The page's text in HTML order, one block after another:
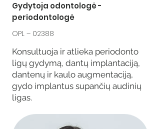
Gydytoja odontologė -
periodontologė
OPL – 02388
Konsultuoja ir atlieka periodonto
ligų gydymą, dantų implantaciją,
dantenų ir kaulo augmentaciją,
gydo implantus supančių audinių
ligas.